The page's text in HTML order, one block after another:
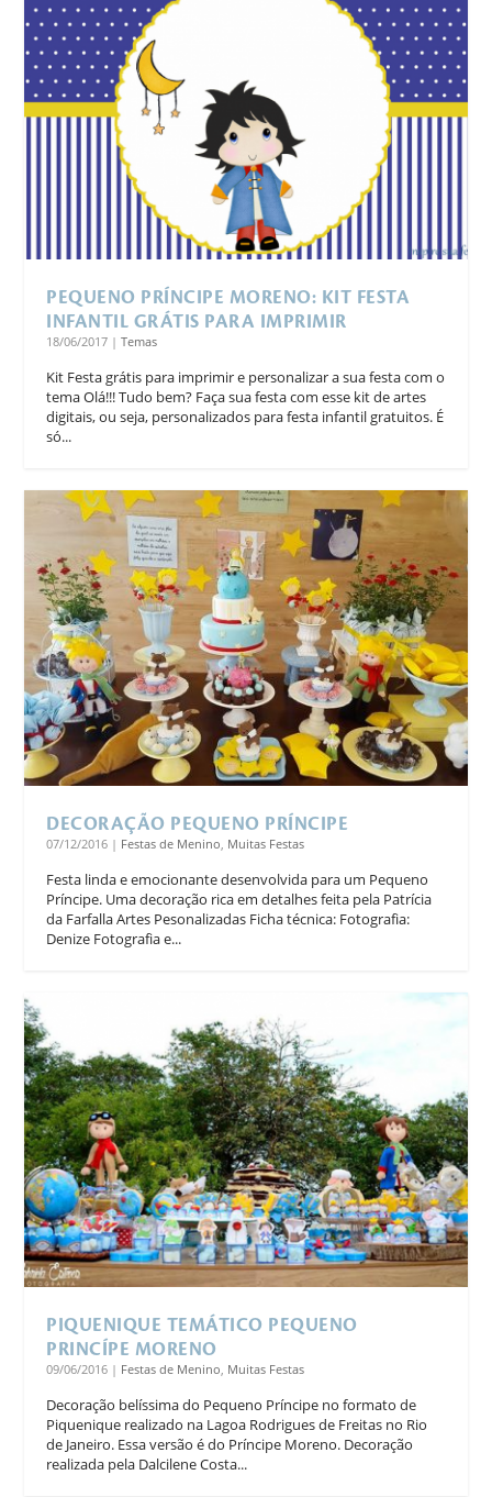
PEQUENO PRÍNCIPE MORENO: KIT FESTA
INFANTIL GRÁTIS PARA IMPRIMIR
18/06/2017 |Temas
Kit Festa grátis para imprimir e personalizar a sua festa com o
tema Olá!!! Tudo bem? Faça sua festa com esse kit de artes
digitais, ou seja, personalizados para festa infantil gratuitos. É
só...
DECORAÇÃO PEQUENO PRÍNCIPE
07/12/2016 | Festas de Menino Muitas Festas
Festa linda e emocionante desenvolvida para um Pequeno
Príncipe. Uma decoração rica em detalhes feita pela Patrícia
da Farfalla Artes Pesonalizadas Ficha técnica: Fotografia:
Denize Fotografia e...
PIQUENIQUE TEMÁTICO PEQUENO
PRINCÍPE MORENO
09/06/2016 | Festas de Menino, Muitas Festas
Decoração belíssima do Pequeno Príncipe no formato de
Piquenique realizado na Lagoa Rodrigues de Freitas no Rio
de Janeiro. Essa versão é do Príncipe Moreno. Decoração
realizada pela Dalcilene Costa...